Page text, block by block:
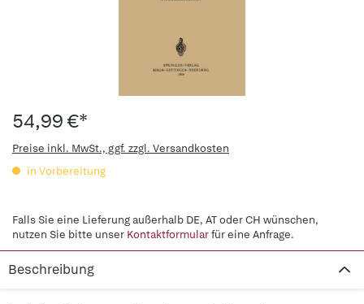
54,99 €*
Preise inkl. MwSt., ggf. zzgl. Versandkosten
in Vorbereitung
Falls Sie eine Lieferung außerhalb DE, AT oder CH wünschen,
nutzen Sie bitte unser Kontaktformularfür eine Anfrage.
Beschreibung